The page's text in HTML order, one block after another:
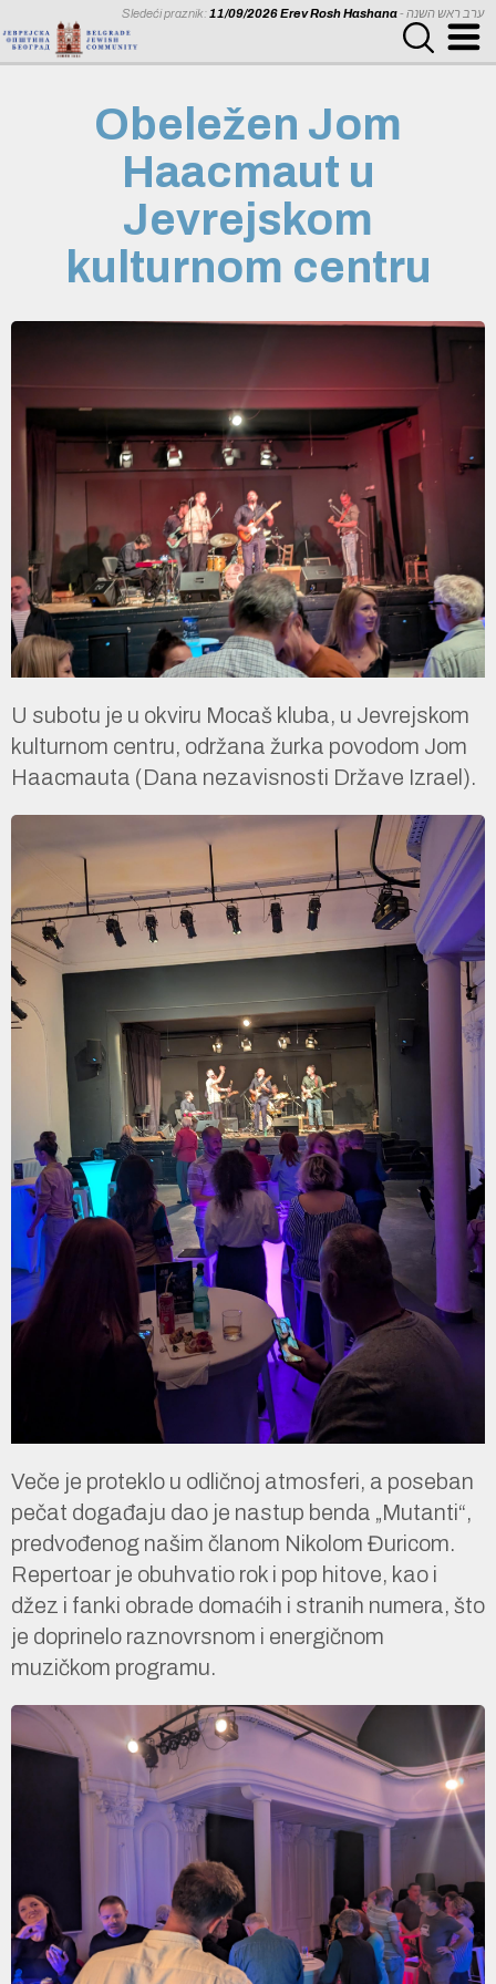
Sledeći praznik:11/09/2026 Erev Rosh Hashana - ערב ראש השנה
Obeležen Jom
Haacmaut u
Jevrejskom
kulturnom centru
U subotu je u okviru Mocaš kluba, u Jevrejskom
kulturnom centru, održana žurka povodom Jom
Haacmauta (Dana nezavisnosti Države Izrael).
Veče je proteklo u odličnoj atmosferi, a poseban
pečat događaju dao je nastup benda „Mutanti“,
predvođenog našim članom Nikolom Đuricom.
Repertoar je obuhvatio rok i pop hitove, kao i
džez i fanki obrade domaćih i stranih numera, što
je doprinelo raznovrsnom i energičnom
muzičkom programu.